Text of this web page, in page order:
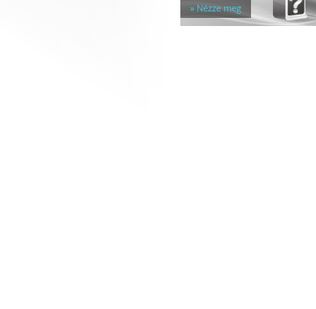
» Nézze meg